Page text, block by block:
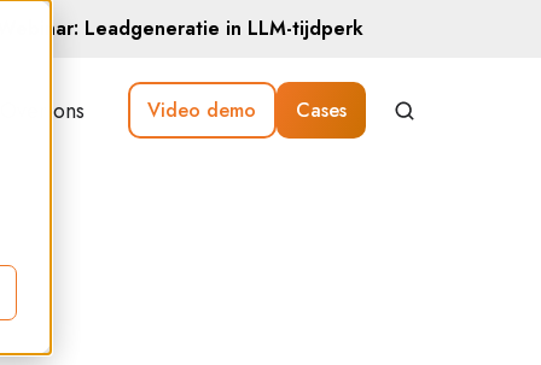
Webinar: Leadgeneratie in LLM-tijdperk
Over ons Video demo Cases